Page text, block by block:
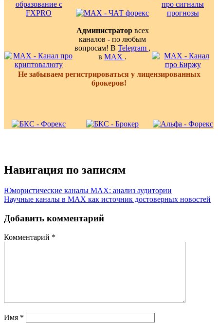
Администраторвсех
каналов - по любым
вопросам! В Telegram ,
в MAX .
Не забываем регистрироваться у лицензированных
брокеров!
Навигация по записям
Юмористические каналы MAX: анализ аудитории
Научные каналы в MAX как источник достоверных новостей
Добавить комментарий
Комментарий *
Имя *